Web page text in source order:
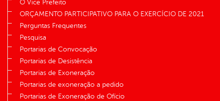
O Vice Prefeito
ORÇAMENTO PARTICIPATIVO PARA O EXERCÍCIO DE 2021
Perguntas Frequentes
Pesquisa
Portarias de Convocação
Portarias de Desistência
Portarias de Exoneração
Portarias de exoneração a pedido
Portarias de Exoneração de Ofício